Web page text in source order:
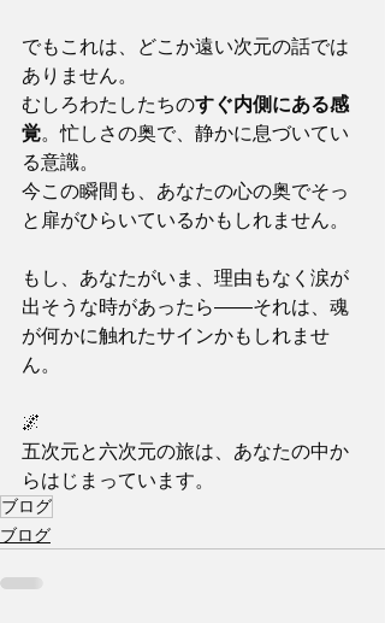
でもこれは、どこか遠い次元の話では
ありません。
むしろわたしたちのすぐ内側にある感
覚。忙しさの奥で、静かに息づいてい
る意識。
今この瞬間も、あなたの心の奥でそっ
と扉がひらいているかもしれません。
もし、あなたがいま、理由もなく涙が
出そうな時があったら――それは、魂
が何かに触れたサインかもしれませ
ん。
🌌
五次元と六次元の旅は、あなたの中か
らはじまっています。
ブログ
ブログ